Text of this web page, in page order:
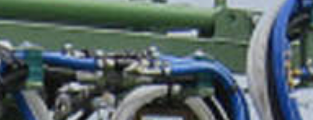
TÜRKÇE
MAGYAR
NEDERLANDS
ROMÂNESC
SUOMALAINEN